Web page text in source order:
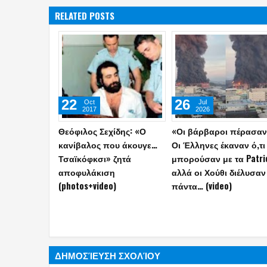
RELATED POSTS
Σε καραντίνα
κρουαζιερόπλοιο και
1.700 επιβάτες στο
Μπορντό της Γαλλίας:
Ένας νεκρός από νοροϊό!
13
May
2026
Η Τουρκία αποκάλυψε
κατασκευή του
διηπειρωτικού
Yildirimhan ακτίνας
δράσης 6.000 χλμ.!
06
May
2026
ΔΗΜΟΣΊΕΥΣΗ ΣΧΟΛΊΟΥ